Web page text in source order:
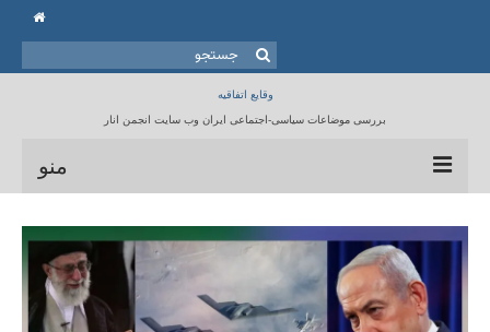
جستجو
برای:
وقایع اتفاقیه
بررسی موضاعات سیاسی-اجتماعی ایران وب سایت انجمن انار
منو
خانه
انجمن انار
مقالات